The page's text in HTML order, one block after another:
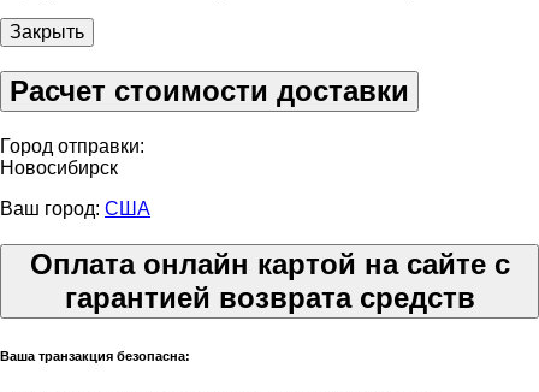
Закрыть
Расчет стоимости доставки
Город отправки:
Новосибирск
Ваш город: США
Оплата онлайн картой на сайте с
гарантией возврата средств
Ваша транзакция безопасна: